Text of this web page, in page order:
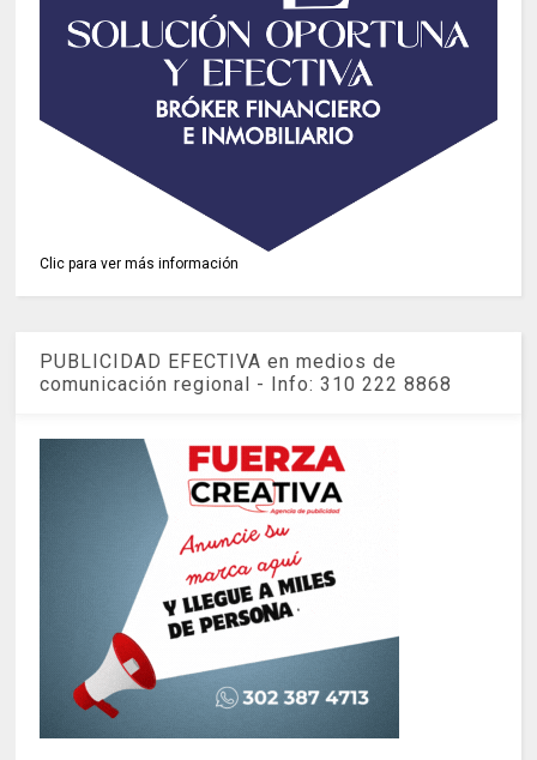
Clic para ver más información
PUBLICIDAD EFECTIVA en medios de
comunicación regional - Info: 310 222 8868